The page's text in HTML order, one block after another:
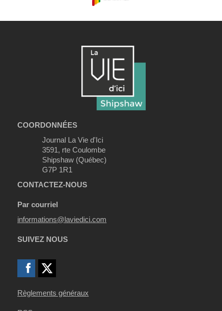
COORDONNÉES
Journal La Vie d'Ici
3591, rte Coulombe
Shipshaw (Québec)
G7P 1R1
CONTACTEZ-NOUS
Par courriel
informations@laviedici.com
SUIVEZ NOUS
Règlements généraux